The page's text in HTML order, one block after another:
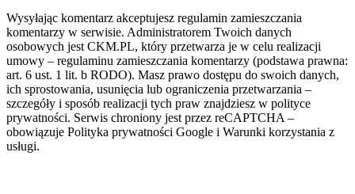
Wysyłając komentarz akceptujesz regulamin zamieszczania
komentarzy w serwisie. Administratorem Twoich danych
osobowych jest CKM.PL, który przetwarza je w celu realizacji
umowy – regulaminu zamieszczania komentarzy (podstawa prawna:
art. 6 ust. 1 lit. b RODO). Masz prawo dostępu do swoich danych,
ich sprostowania, usunięcia lub ograniczenia przetwarzania –
szczegóły i sposób realizacji tych praw znajdziesz w polityce
prywatności. Serwis chroniony jest przez reCAPTCHA –
obowiązuje Polityka prywatności Google i Warunki korzystania z
usługi.